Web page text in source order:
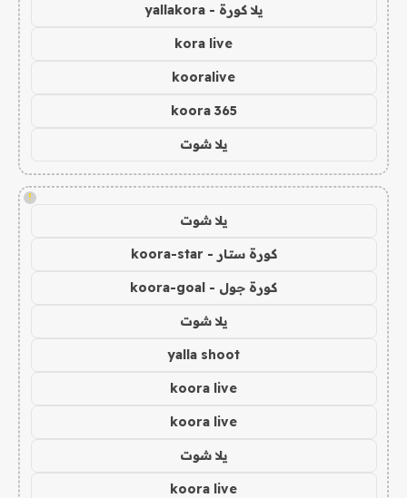
يلا كورة - yallakora
kora live
kooralive
koora 365
يلا شوت
!
يلا شوت
كورة ستار - koora-star
كورة جول - koora-goal
يلا شوت
yalla shoot
koora live
koora live
يلا شوت
koora live